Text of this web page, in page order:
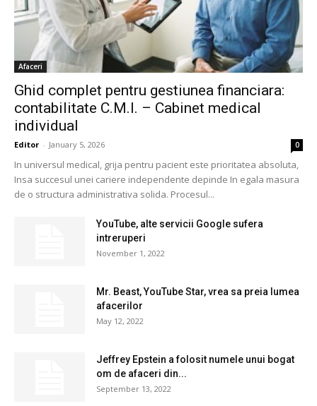
Afaceri
Ghid complet pentru gestiunea financiara:
contabilitate C.M.I. – Cabinet medical
individual
Editor - January 5, 2026 0
In universul medical, grija pentru pacient este prioritatea absoluta,
Insa succesul unei cariere independente depinde In egala masura
de o structura administrativa solida. Procesul...
YouTube, alte servicii Google sufera
intreruperi
November 1, 2022
Mr. Beast, YouTube Star, vrea sa preia lumea
afacerilor
May 12, 2022
Jeffrey Epstein a folosit numele unui bogat
om de afaceri din...
September 13, 2022